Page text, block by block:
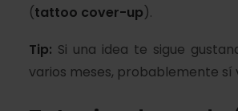
(tattoo cover-up).
Tip: Si una idea te sigue
varios meses, probablemente sí